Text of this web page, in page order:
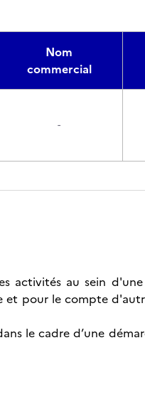
Nom
commercial
-
activités au sein
pour le compte
le cadre d’une